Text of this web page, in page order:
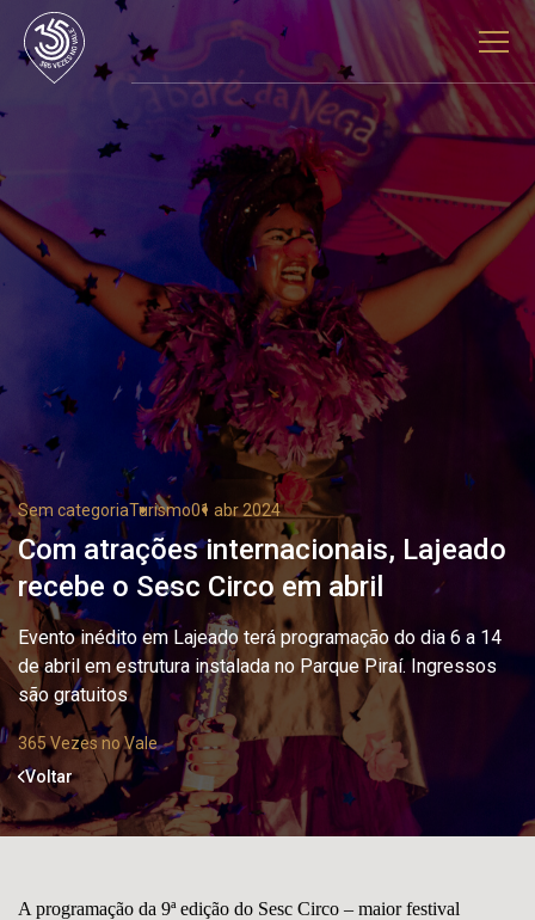
Sem categoriaTurismo01 abr 2024
Com atrações internacionais, Lajeado
recebe o Sesc Circo em abril
Evento inédito em Lajeado terá programação do dia 6 a 14
de abril em estrutura instalada no Parque Piraí. Ingressos
são gratuitos
365 Vezes no Vale
Voltar
A programação da 9ª edição do Sesc Circo – maior festival